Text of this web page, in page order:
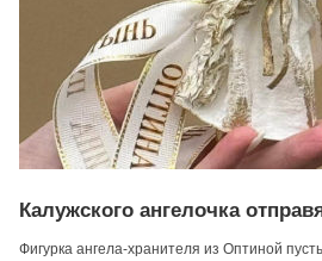
Калужского ангелочка
Фигурка ангела-хранителя из Оптиной